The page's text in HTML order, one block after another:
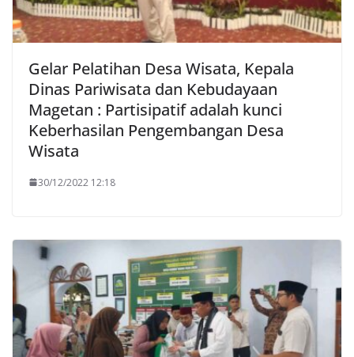
Gelar Pelatihan Desa Wisata, Kepala
Dinas Pariwisata dan Kebudayaan
Magetan : Partisipatif adalah kunci
Keberhasilan Pengembangan Desa
Wisata
30/12/2022 12:18